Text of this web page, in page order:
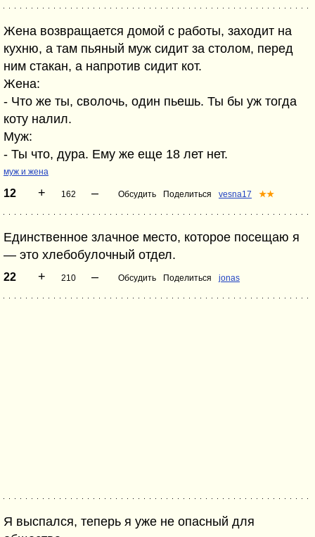
Жена возвращается домой с работы, заходит на
кухню, а там пьяный муж сидит за столом, перед
ним стакан, а напротив сидит кот.
Жена:
- Что же ты, сволочь, один пьешь. Ты бы уж тогда
коту налил.
Муж:
- Ты что, дура. Ему же еще 18 лет нет.
муж и жена
12 + 162 – Обсудить Поделиться vesna17 ★★
Единственное злачное место, которое посещаю я
— это хлебобулочный отдел.
22 + 210 – Обсудить Поделиться jonas
Я выспался, теперь я уже не опасный для